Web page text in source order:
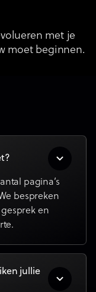
met je
moet beginnen.
pagina’s
bespreken
en
jullie